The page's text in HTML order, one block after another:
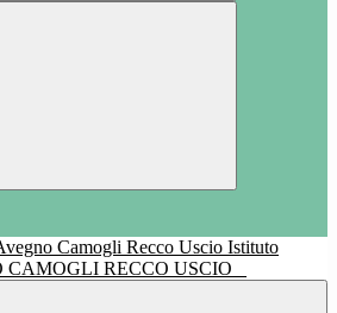
Istituto
CAMOGLI RECCO USCIO